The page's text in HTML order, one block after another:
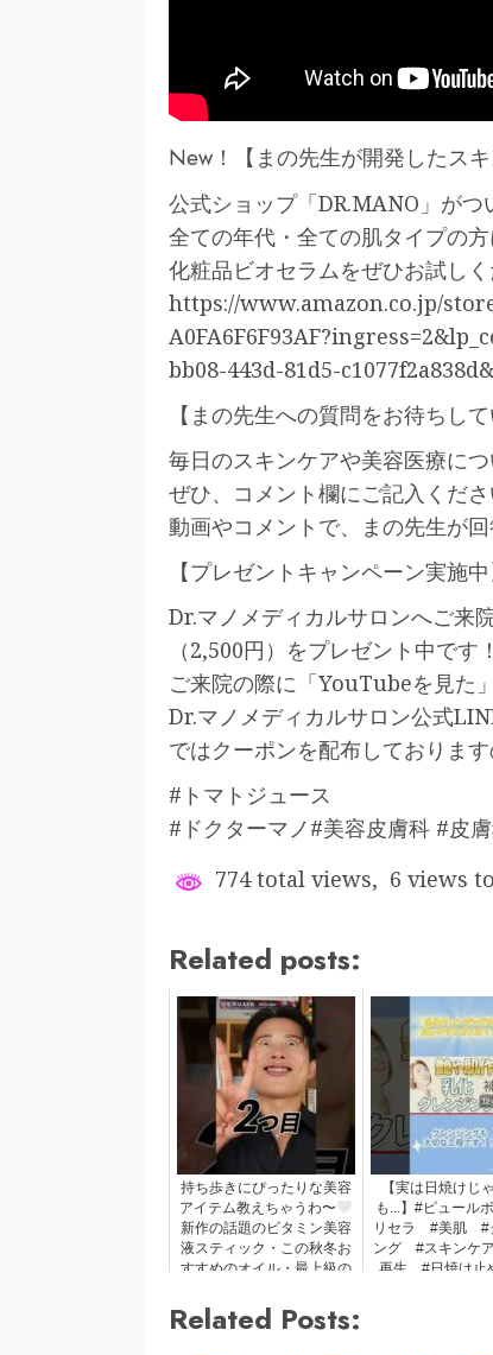
New！【まの先生が開発したス
公式ショップ「DR.MANO」がつ
全ての年代・全ての肌タイプの
化粧品ビオセラムをぜひお試しく
https://www.amazon.co.jp/
bb08-443d-81d5-
【まの先生への質問をお待ちして
毎日のスキンケアや美容医療に
ぜひ、コメント欄にご記入くださ
動画やコメントで、まの先生が回
【プレゼントキャンペーン実施中
Dr.マノメディカルサロンへご来
（2,500円）をプレゼント中です！
ご来院の際に「YouTubeを見た
Dr.マノメディカルサロン公式
ではクーポンを配布しておりま
#トマトジュース
#ドクターマノ#美容皮膚科 #皮
774 total views, 6 views
Related posts:
持ち歩きにぴったりな美容
アイテム教えちゃうわ〜
新作の話題のビタミン美容
液スティック・この秋冬お
すすめのオイル・最上級の
【実は日焼けじ
も...】#ピュール
リセラ #美肌 #
ング #スキンケ
再生 #日焼け止
Related Posts: